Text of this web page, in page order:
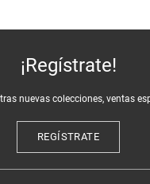
¡Regístrate!
nuevas colecciones, ventas
REGÍSTRATE